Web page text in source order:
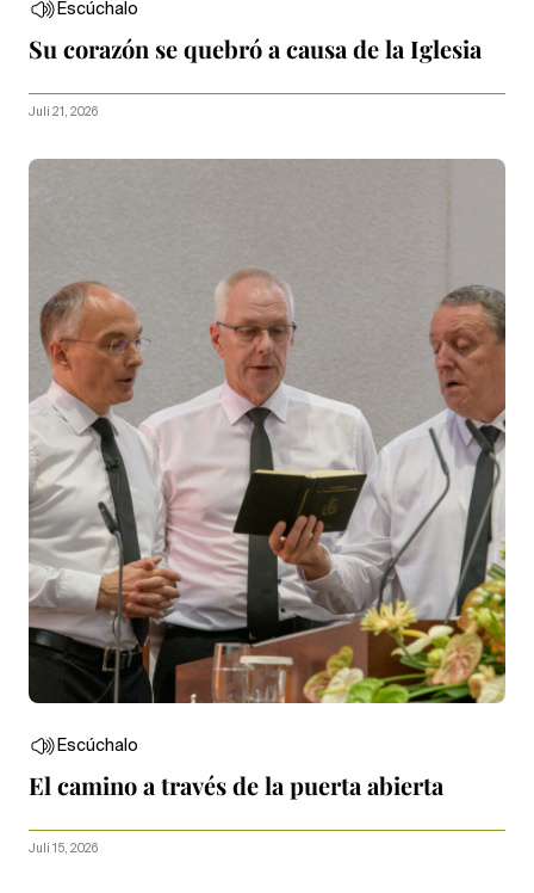
Escúchalo
Su corazón se quebró a causa de la Iglesia
Juli 21, 2026
Escúchalo
El camino a través de la puerta abierta
Juli 15, 2026